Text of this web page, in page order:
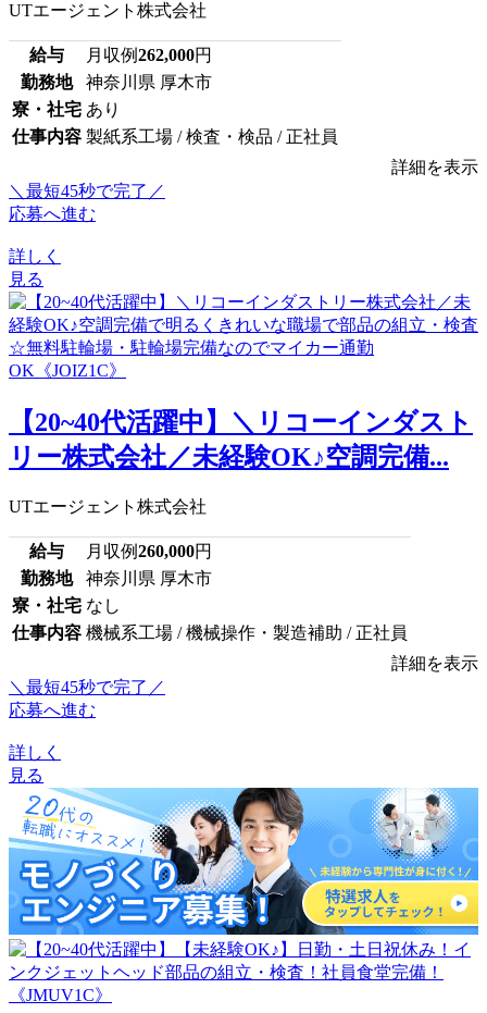
UTエージェント株式会社
給与 月収例262,000円
勤務地
神奈川県 厚木市
寮・社宅 あり
仕事内容 製紙系工場 / 検査・検品 / 正社員
詳細を表示
＼最短45秒で完了／
応募へ進む
詳しく
見る
【20~40代活躍中】＼リコーインダスト
リー株式会社／未経験OK♪空調完備...
UTエージェント株式会社
給与 月収例260,000円
勤務地
神奈川県 厚木市
寮・社宅 なし
仕事内容 機械系工場 / 機械操作・製造補助 / 正社員
詳細を表示
＼最短45秒で完了／
応募へ進む
詳しく
見る